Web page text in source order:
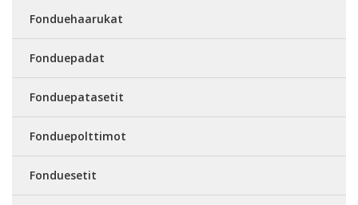
Fonduehaarukat
Fonduepadat
Fonduepatasetit
Fonduepolttimot
Fonduesetit